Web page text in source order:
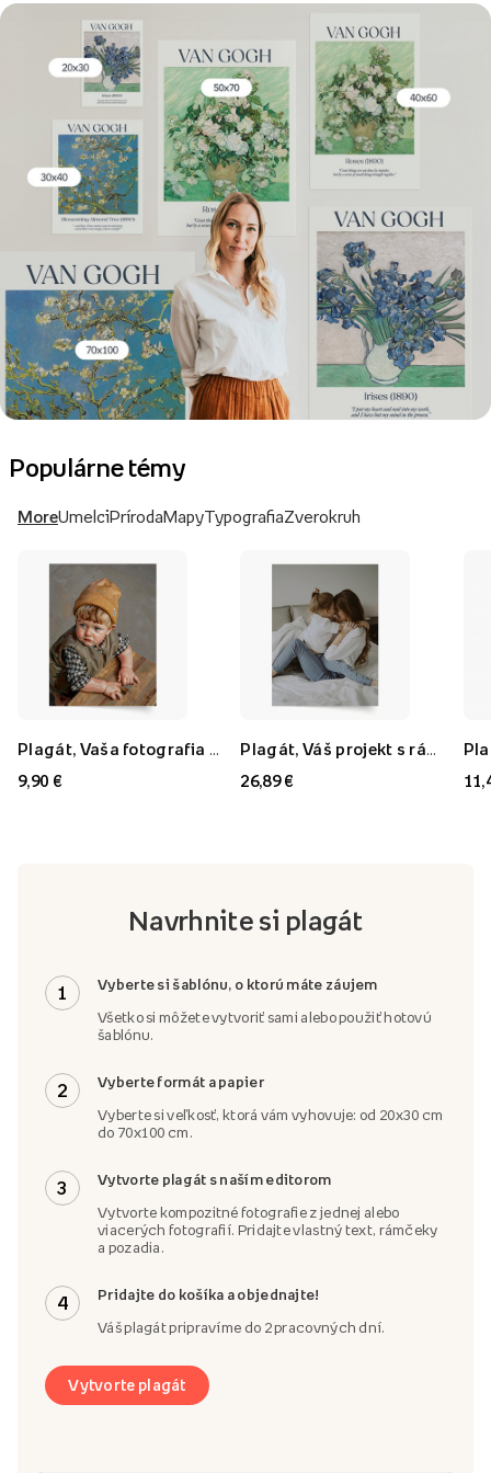
Populárne témy
MoreUmelciPrírodaMapyTypografiaZverokruh
9,90 €
26,89 €
Navrhnite si plagát
1 Vyberte si šablónu, o ktorú máte záujem
Všetko si môžete vytvoriť sami alebo použiť hotovú
šablónu.
2 Vyberte formát a papier
Vyberte si veľkosť, ktorá vám vyhovuje: od 20x30 cm
do 70x100 cm.
3 Vytvorte plagát s naším editorom
Vytvorte kompozitné fotografie z jednej alebo
viacerých fotografií. Pridajte vlastný text, rámčeky
a pozadia.
4 Pridajte do košíka a objednajte!
Váš plagát pripravíme do 2 pracovných dní.
Vytvorte plagát